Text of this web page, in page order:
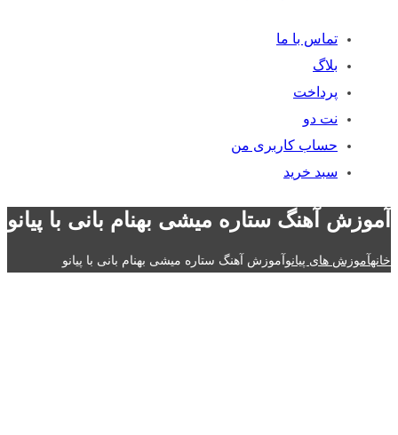
تماس با ما
بلاگ
پرداخت
نت دو
حساب کاربری من
سبد خرید
آموزش آهنگ ستاره میشی بهنام بانی با پیانو
خانهآموزش های پیانوآموزش آهنگ ستاره میشی بهنام بانی با پیانو